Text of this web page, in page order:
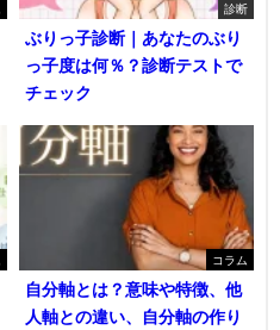
診断
ぶりっ子診断｜あなたのぶり
っ子度は何％？診断テストで
チェック
コラム
自分軸とは？意味や特徴、他
人軸との違い、自分軸の作り